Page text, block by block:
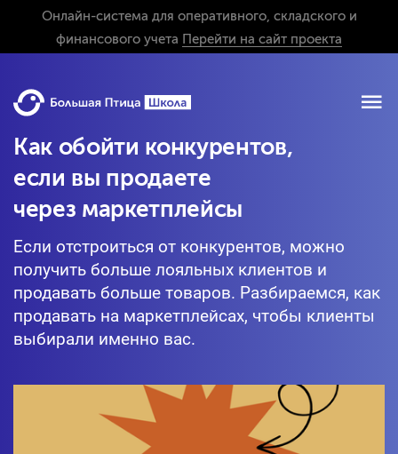
Онлайн-система для оперативного, складского и
финансового учета Перейти на сайт проекта
Как обойти конкурентов,
если вы продаете
через маркетплейсы
Если отстроиться от конкурентов, можно
получить больше лояльных клиентов и
продавать больше товаров. Разбираемся, как
продавать на маркетплейсах, чтобы клиенты
выбирали именно вас.